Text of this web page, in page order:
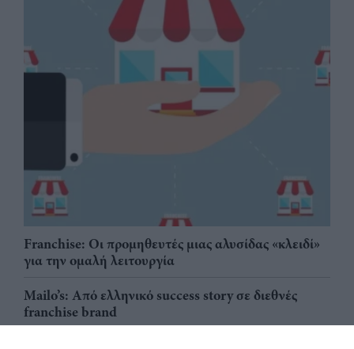
Franchise: Οι προμηθευτές μιας αλυσίδας «κλειδί»
για την ομαλή λειτουργία
Mailo’s: Από ελληνικό success story σε διεθνές
franchise brand